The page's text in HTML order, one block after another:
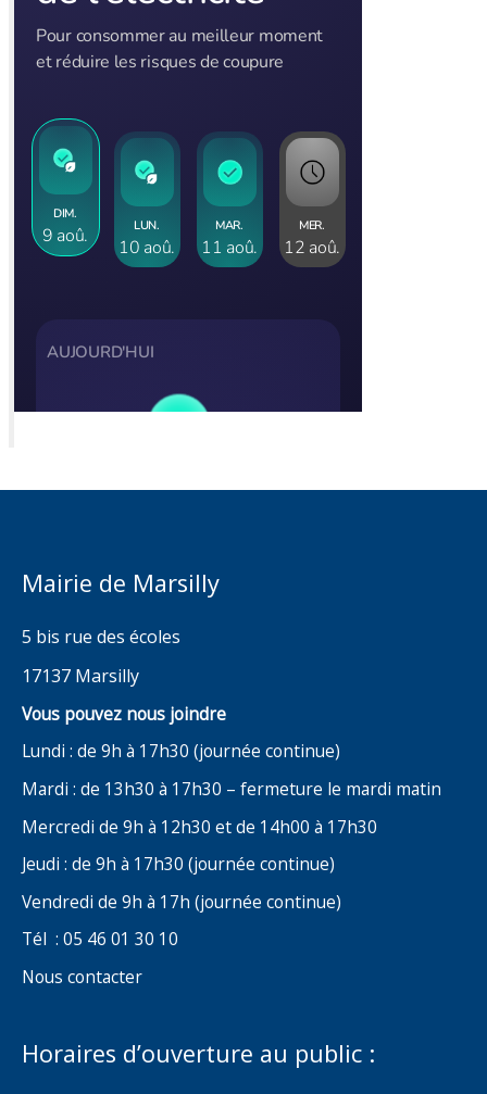
Mairie de Marsilly
5 bis rue des écoles
17137 Marsilly
Vous pouvez nous joindre
Lundi : de 9h à 17h30 (journée continue)
Mardi : de 13h30 à 17h30 – fermeture le mardi matin
Mercredi de 9h à 12h30 et de 14h00 à 17h30
Jeudi : de 9h à 17h30 (journée continue)
Vendredi de 9h à 17h (journée continue)
Tél : 05 46 01 30 10
Nous contacter
Horaires d’ouverture au public :